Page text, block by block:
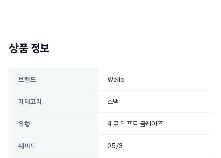
상품 정보
브랜드 Wella
카테고리 스낵
유형 제로 리프트 글레이즈
쉐이드 05/3